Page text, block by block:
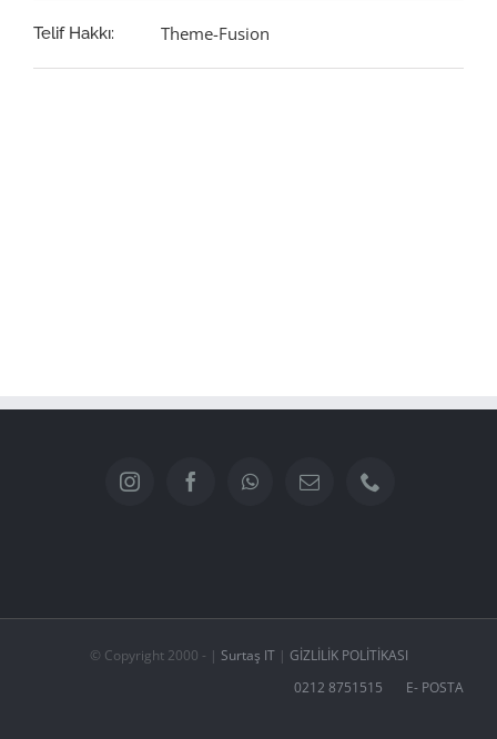
Telif Hakkı: Theme-Fusion
© Copyright 2000 - | Surtaş IT| GIZLILIK POLITIKASI
0212 8751515
E- POSTA